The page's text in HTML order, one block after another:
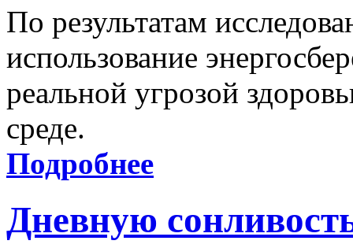
По результатам
использование
реальной угрозой
среде.
Подробнее
Дневную